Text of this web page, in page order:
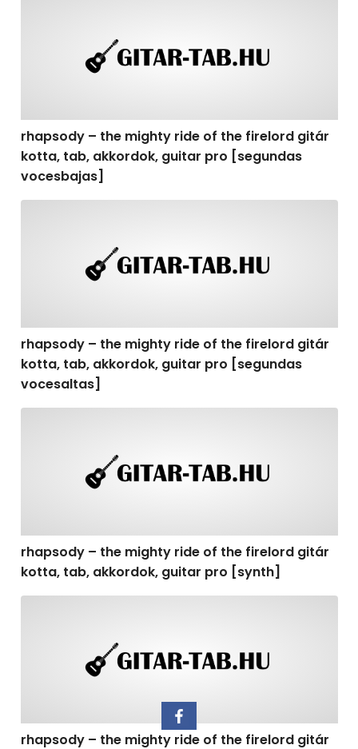
rhapsody – the mighty ride of the firelord gitár
kotta, tab, akkordok, guitar pro [segundas
vocesbajas]
rhapsody – the mighty ride of the firelord gitár
kotta, tab, akkordok, guitar pro [segundas
vocesaltas]
rhapsody – the mighty ride of the firelord gitár
kotta, tab, akkordok, guitar pro [synth]
rhapsody – the mighty ride of the firelord gitár